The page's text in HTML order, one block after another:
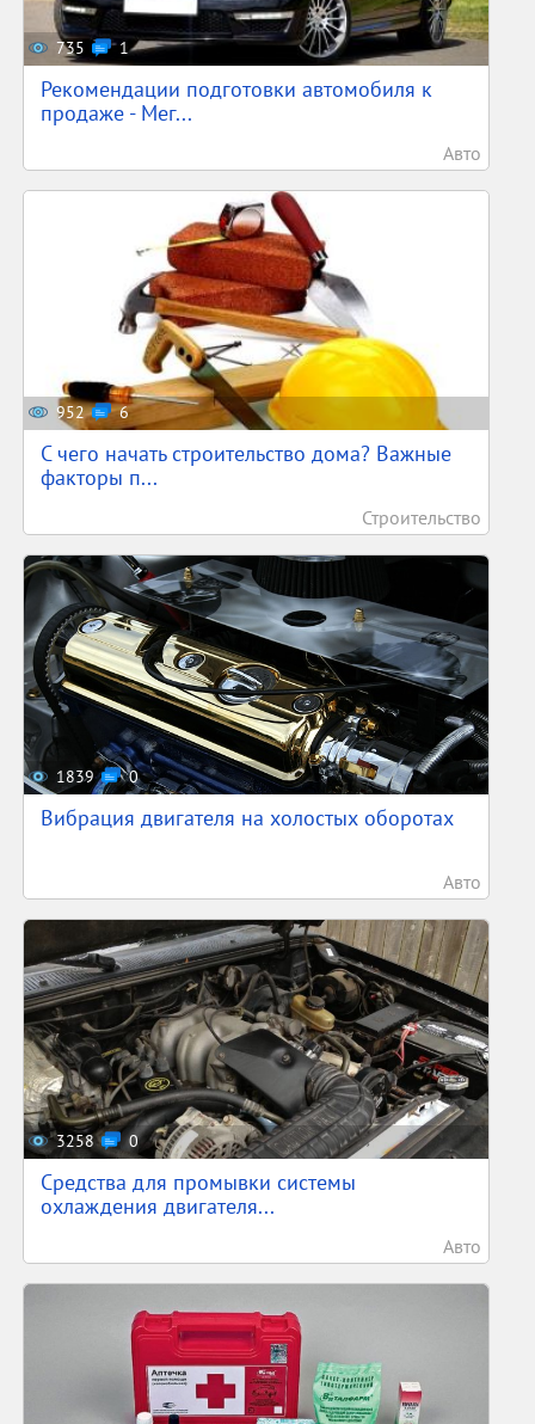
735 1
Рекомендации подготовки автомобиля к
продаже - Мег...
Авто
952 6
С чего начать строительство дома? Важные
факторы п...
Строительство
1839 0
Вибрация двигателя на холостых оборотах
Авто
3258 0
Средства для промывки системы
охлаждения двигателя...
Авто